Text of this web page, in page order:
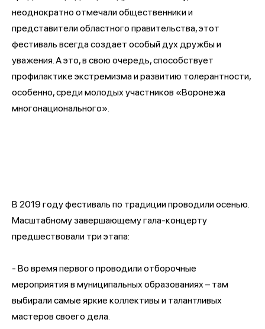
неоднократно отмечали общественники и
представители областного правительства, этот
фестиваль всегда создает особый дух дружбы и
уважения. А это, в свою очередь, способствует
профилактике экстремизма и развитию толерантности,
особенно, среди молодых участников «Воронежа
многонационального».
В 2019 году фестиваль по традиции проводили осенью.
Масштабному завершающему гала-концерту
предшествовали три этапа:
- Во время первого проводили отборочные
мероприятия в муниципальных образованиях – там
выбирали самые яркие коллективы и талантливых
мастеров своего дела.